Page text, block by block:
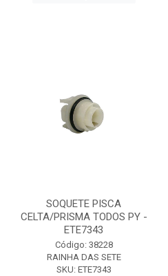
SOQUETE PISCA
CELTA/PRISMA TODOS PY -
ETE7343
Código: 38228
RAINHA DAS SETE
SKU: ETE7343